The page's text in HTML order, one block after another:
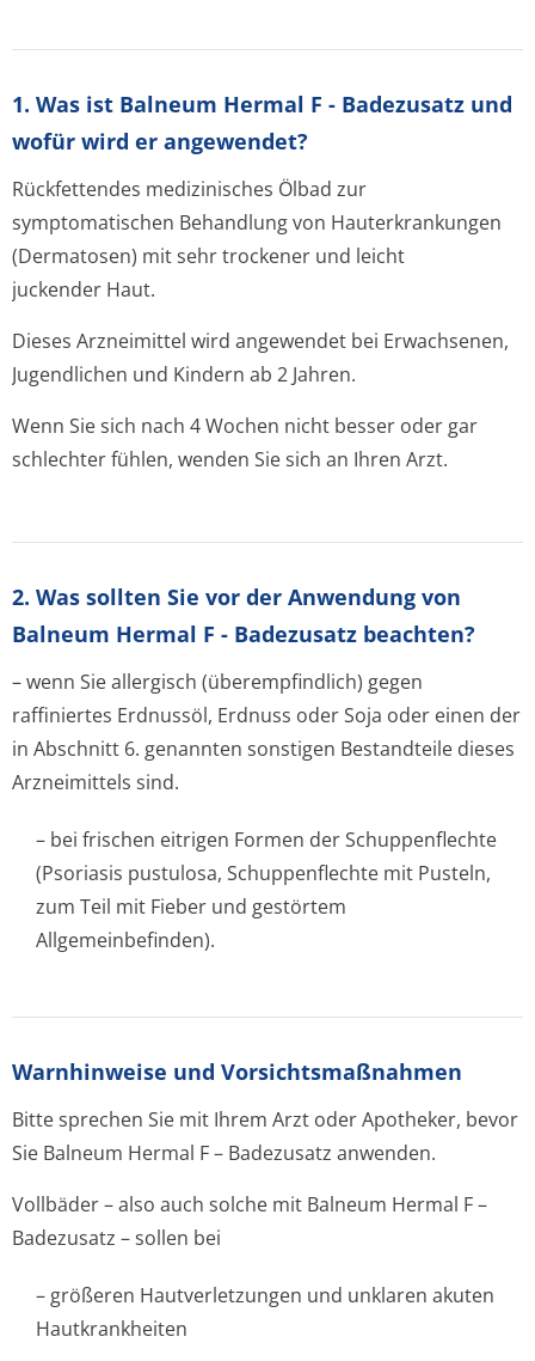
1. Was ist Balneum Hermal F - Badezusatz und
wofür wird er angewendet?
Rückfettendes medizinisches Ölbad zur
symptomatischen Behandlung von Hauterkrankungen
(Dermatosen) mit sehr trockener und leicht
juckender Haut.
Dieses Arzneimittel wird angewendet bei Erwachsenen,
Jugendlichen und Kindern ab 2 Jahren.
Wenn Sie sich nach 4 Wochen nicht besser oder gar
schlechter fühlen, wenden Sie sich an Ihren Arzt.
2. Was sollten Sie vor der Anwendung von
Balneum Hermal F - Badezusatz beachten?
– wenn Sie allergisch (überempfindlich) gegen
raffiniertes Erdnussöl, Erdnuss oder Soja oder einen der
in Abschnitt 6. genannten sonstigen Bestandteile dieses
Arzneimittels sind.
– bei frischen eitrigen Formen der Schuppenflechte
(Psoriasis pustulosa, Schuppenflechte mit Pusteln,
zum Teil mit Fieber und gestörtem
Allgemeinbefinden).
Warnhinweise und Vorsichtsmaßnahmen
Bitte sprechen Sie mit Ihrem Arzt oder Apotheker, bevor
Sie Balneum Hermal F – Badezusatz anwenden.
Vollbäder – also auch solche mit Balneum Hermal F –
Badezusatz – sollen bei
– größeren Hautverletzungen und unklaren akuten
Hautkrankheiten